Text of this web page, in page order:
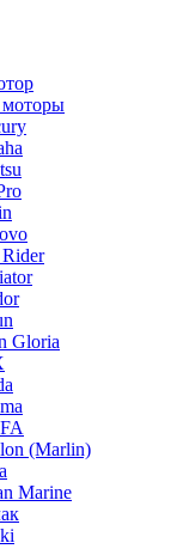
Gloria
(Marlin)
Marine